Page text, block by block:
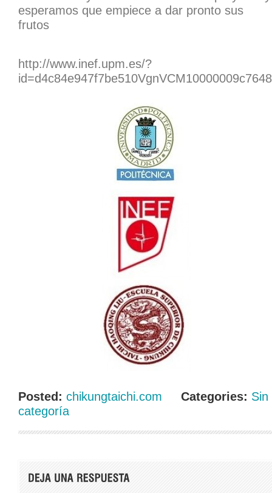
esperamos que empiece a dar pronto sus
frutos
http://www.inef.upm.es/?
Posted: chikungtaichi.com Categories: Sin
categoría